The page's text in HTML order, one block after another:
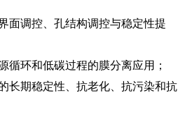
面调控、孔结构调控与稳定性提
循环和低碳过程的膜分离应用；
长期稳定性、抗老化、抗污染和抗